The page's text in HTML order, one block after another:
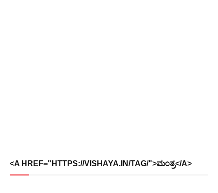
<A HREF="HTTPS://VISHAYA.IN/TAG/">ಮಂತ್ರ</A>